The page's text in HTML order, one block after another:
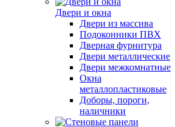
Двери и окна
Двери из массива
Подоконники ПВХ
Дверная фурнитура
Двери металлические
Двери межкомнатные
Окна
металлопластиковые
Доборы, пороги,
наличники